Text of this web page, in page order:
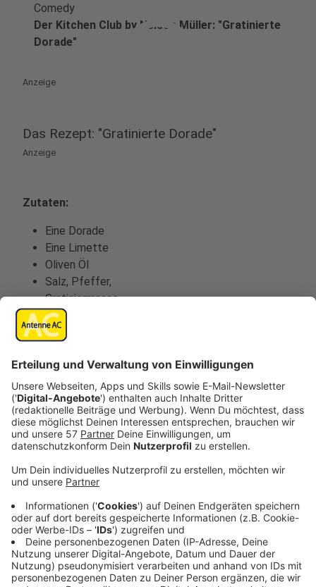
play_circle
Comedy
Der Kitchen Club by Nelson Müller: "Gratinierte
Dorade"
Anzeige
Das Rezept: "Gratinierte Dorade"
Anzeige
Zutaten:
Eine Dorade
Eine Limette
Oliven Öl
Salz, Pfeffer,
Gratiniermasse
Eine Zucchini
Eine Paprika, gelb
Drei Tomaten
50g Kalamataoliven
100g geriebener Parmesan
Olivenöl
Basilikumrisotto
50g Risottoreis
Feine Würfel von Schalotten
50g Butter
50ml Weißwein
150ml Geflügelbrühe
Geriebener Parmesan
50g Basilikumpesto
1 EL geschlagene Sahne